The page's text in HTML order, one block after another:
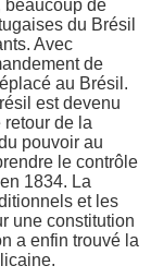
beaucoup de
du Brésil
Avec
de
au Brésil.
est devenu
de la
pouvoir au
le contrôle
1834. La
et les
une constitution
a enfin trouvé la